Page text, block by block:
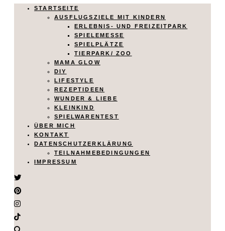
STARTSEITE
AUSFLUGSZIELE MIT KINDERN
ERLEBNIS- UND FREIZEITPARK
SPIELEMESSE
SPIELPLÄTZE
TIERPARK/ ZOO
MAMA GLOW
DIY
LIFESTYLE
REZEPTIDEEN
WUNDER & LIEBE
KLEINKIND
SPIELWARENTEST
ÜBER MICH
KONTAKT
DATENSCHUTZERKLÄRUNG
TEILNAHMEBEDINGUNGEN
IMPRESSUM